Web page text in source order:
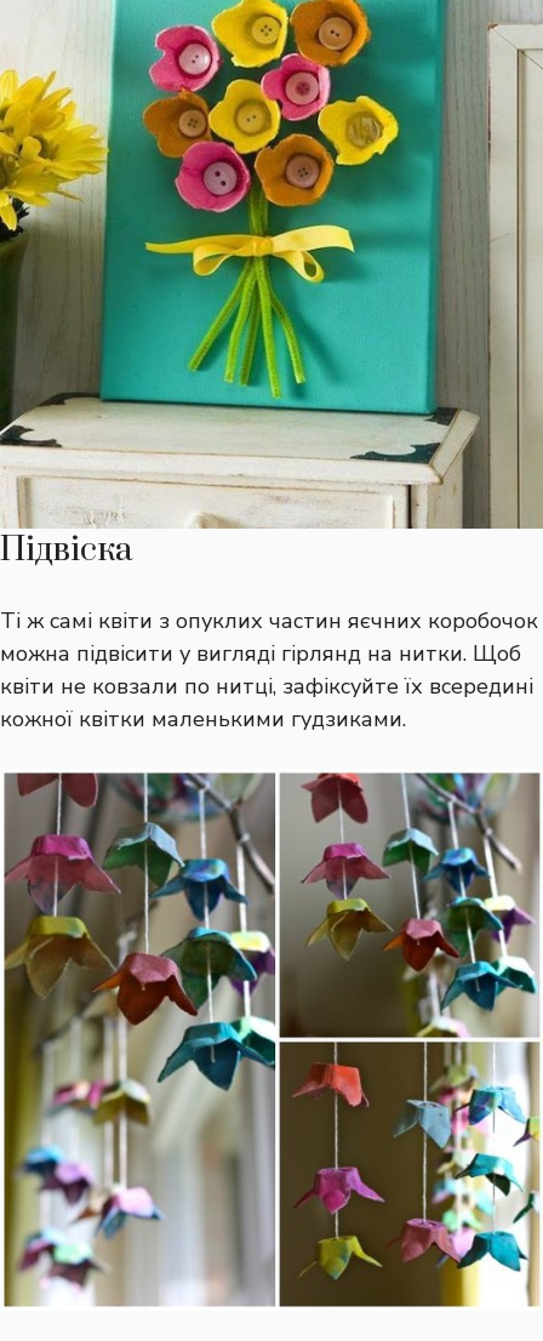
Підвіска
Ті ж самі квіти з опуклих частин яєчних коробочок
можна підвісити у вигляді гірлянд на нитки. Щоб
квіти не ковзали по нитці, зафіксуйте їх всередині
кожної квітки маленькими гудзиками.